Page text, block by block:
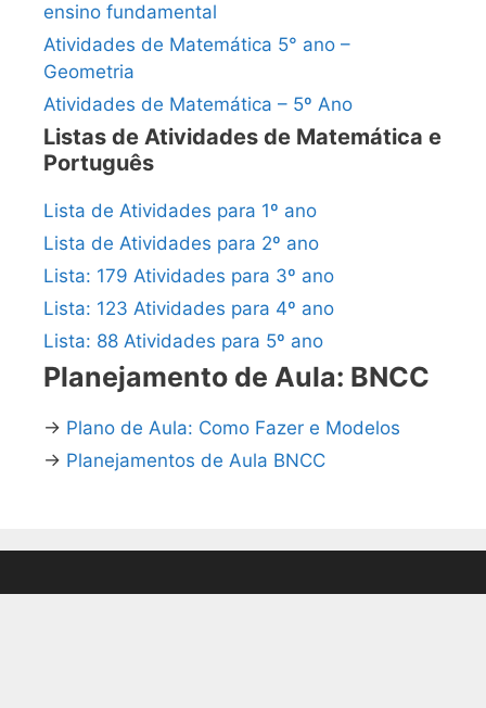
ensino fundamental
Atividades de Matemática 5° ano –
Geometria
Atividades de Matemática – 5º Ano
Listas de Atividades de Matemática e
Português
Lista de Atividades para 1º ano
Lista de Atividades para 2º ano
Lista: 179 Atividades para 3º ano
Lista: 123 Atividades para 4º ano
Lista: 88 Atividades para 5º ano
Planejamento de Aula: BNCC
→ Plano de Aula: Como Fazer e Modelos
→ Planejamentos de Aula BNCC